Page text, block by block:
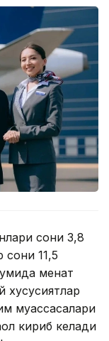
сони 3,8
сони 11,5
меҳнат
хусусиятлар
муассасалари
кириб келади